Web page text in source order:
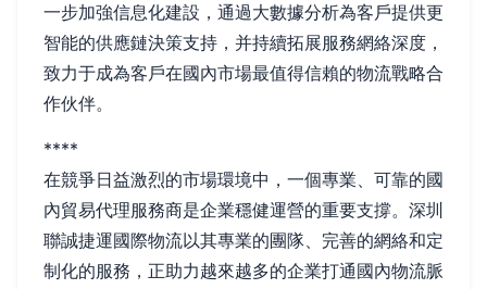
一步加強信息化建設，通過大數據分析為客戶提供更
智能的供應鏈決策支持，并持續拓展服務網絡深度，
致力于成為客戶在國內市場最值得信賴的物流戰略合
作伙伴。
****
在競爭日益激烈的市場環境中，一個專業、可靠的國
內貿易代理服務商是企業穩健運營的重要支撐。深圳
聯誠捷運國際物流以其專業的團隊、完善的網絡和定
制化的服務，正助力越來越多的企業打通國內物流脈